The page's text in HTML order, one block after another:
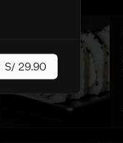
S/ 29.90